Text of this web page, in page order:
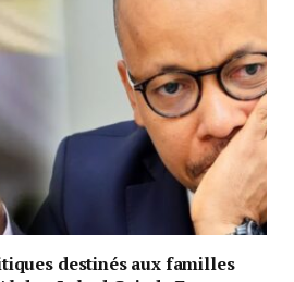
destinés aux familles